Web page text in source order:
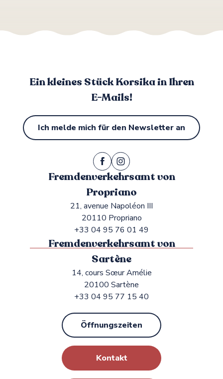
Ein kleines Stück Korsika in Ihren
E-Mails!
Ich melde mich für den Newsletter an
Fremdenverkehrsamt von
Propriano
21, avenue Napoléon III
20110 Propriano
+33 04 95 76 01 49
Fremdenverkehrsamt von
Sartène
14, cours Sœur Amélie
20100 Sartène
+33 04 95 77 15 40
Öffnungszeiten
Kontakt